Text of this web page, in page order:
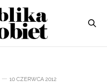
10 CZERWCA 2012